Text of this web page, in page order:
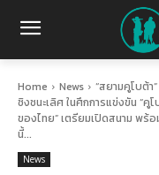
Home News
“สยามคูโบต้
ชิงชนะเลิศ ในศึกการแข่งขัน “
ของไทย” เตรียมเปิดสนาม พร้
นี้...
News